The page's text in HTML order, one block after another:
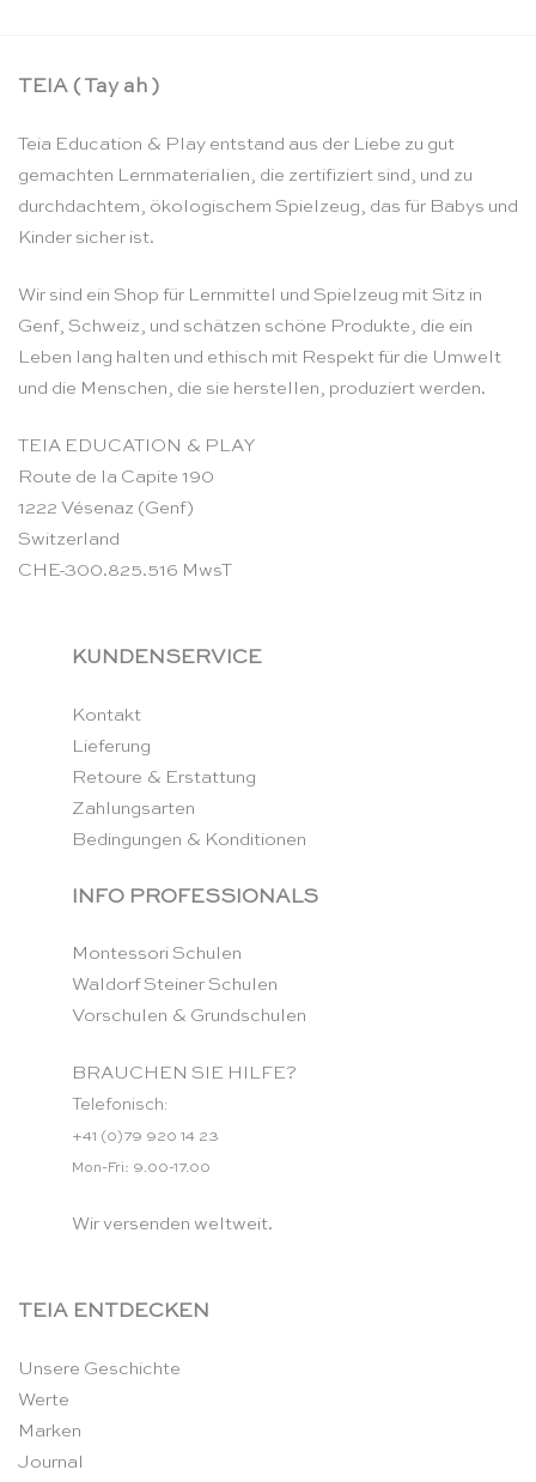
TEIA ( Tay ah )
Teia Education & Play entstand aus der Liebe zu gut
gemachten Lernmaterialien, die zertifiziert sind, und zu
durchdachtem, ökologischem Spielzeug, das für Babys und
Kinder sicher ist.
Wir sind ein Shop für Lernmittel und Spielzeug mit Sitz in
Genf, Schweiz, und schätzen schöne Produkte, die ein
Leben lang halten und ethisch mit Respekt für die Umwelt
und die Menschen, die sie herstellen, produziert werden.
TEIA EDUCATION & PLAY
Route de la Capite 190
1222 Vésenaz (Genf)
Switzerland
CHE-300.825.516 MwsT
KUNDENSERVICE
Kontakt
Lieferung
Retoure & Erstattung
Zahlungsarten
Bedingungen & Konditionen
INFO PROFESSIONALS
Montessori Schulen
Waldorf Steiner Schulen
Vorschulen & Grundschulen
BRAUCHEN SIE HILFE?
Telefonisch:
+41 (0)79 920 14 23
Mon-Fri: 9.00-17.00
Wir versenden weltweit.
TEIA ENTDECKEN
Unsere Geschichte
Werte
Marken
Journal